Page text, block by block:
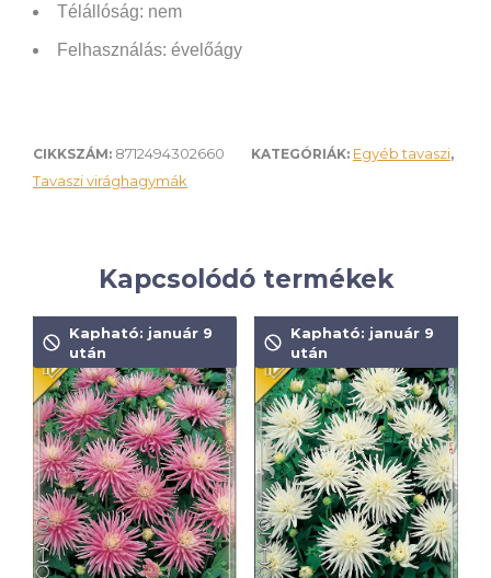
Télállóság: nem
Felhasználás: évelőágy
CIKKSZÁM: 8712494302660 KATEGÓRIÁK: Egyéb tavaszi,
Tavaszi virághagymák
Kapcsolódó termékek
Kapható: január 9
után
Kapható: január 9
után